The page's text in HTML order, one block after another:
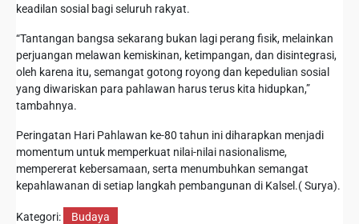
keadilan sosial bagi seluruh rakyat.
“Tantangan bangsa sekarang bukan lagi perang fisik, melainkan
perjuangan melawan kemiskinan, ketimpangan, dan disintegrasi,
oleh karena itu, semangat gotong royong dan kepedulian sosial
yang diwariskan para pahlawan harus terus kita hidupkan,”
tambahnya.
Peringatan Hari Pahlawan ke-80 tahun ini diharapkan menjadi
momentum untuk memperkuat nilai-nilai nasionalisme,
mempererat kebersamaan, serta menumbuhkan semangat
kepahlawanan di setiap langkah pembangunan di Kalsel.( Surya).
Kategori: Budaya